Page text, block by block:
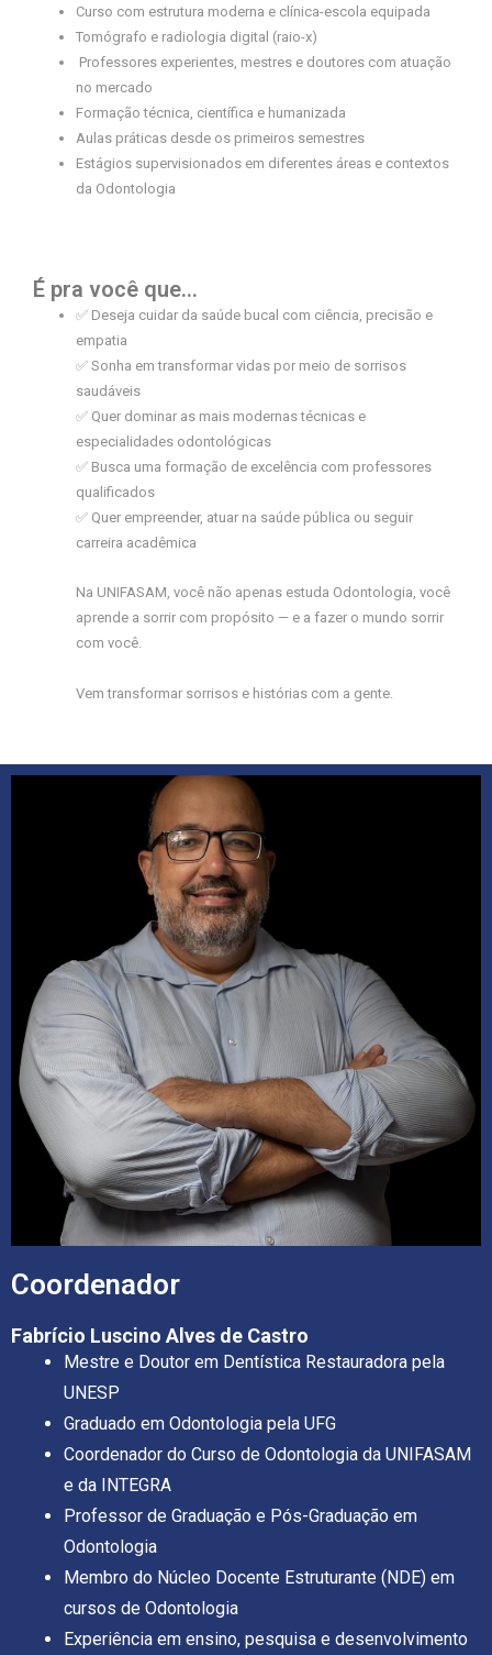
Curso com estrutura moderna e clínica-escola equipada
Tomógrafo e radiologia digital (raio-x)
Professores experientes, mestres e doutores com atuação
no mercado
Formação técnica, científica e humanizada
Aulas práticas desde os primeiros semestres
Estágios supervisionados em diferentes áreas e contextos
da Odontologia
É pra você que...
✅ Deseja cuidar da saúde bucal com ciência, precisão e
empatia
✅ Sonha em transformar vidas por meio de sorrisos
saudáveis
✅ Quer dominar as mais modernas técnicas e
especialidades odontológicas
✅ Busca uma formação de excelência com professores
qualificados
✅ Quer empreender, atuar na saúde pública ou seguir
carreira acadêmica
Na UNIFASAM, você não apenas estuda Odontologia, você
aprende a sorrir com propósito — e a fazer o mundo sorrir
com você.
Vem transformar sorrisos e histórias com a gente.
Coordenador
Fabrício Luscino Alves de Castro
Mestre e Doutor em Dentística Restauradora pela
UNESP
Graduado em Odontologia pela UFG
Coordenador do Curso de Odontologia da UNIFASAM
e da INTEGRA
Professor de Graduação e Pós-Graduação em
Odontologia
Membro do Núcleo Docente Estruturante (NDE) em
cursos de Odontologia
Experiência em ensino, pesquisa e desenvolvimento